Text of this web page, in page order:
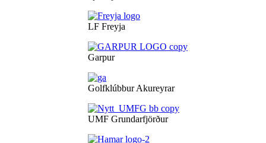
LF Freyja
Garpur
Golfklúbbur Akureyrar
UMF Grundarfjörður